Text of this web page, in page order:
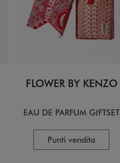
FLOWER BY KENZO
EAU DE PARFUM GIFTSET
Punti vendita